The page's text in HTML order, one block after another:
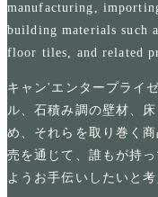
manufacturing,
building materials such
floor tiles, and related
キャン'エンタープライ
ル、石積み調の壁材、
め、それらを取り巻く
売を通じて、誰もが持
ようお手伝いしたいと考